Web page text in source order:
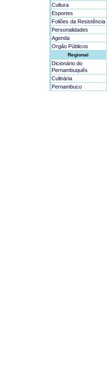
Cultura
Esportes
Foliões da Resistência
Personalidades
Agenda
Orgão Públicos
Regional
Dicionário do
Pernambuquês
Culinária
Pernambuco